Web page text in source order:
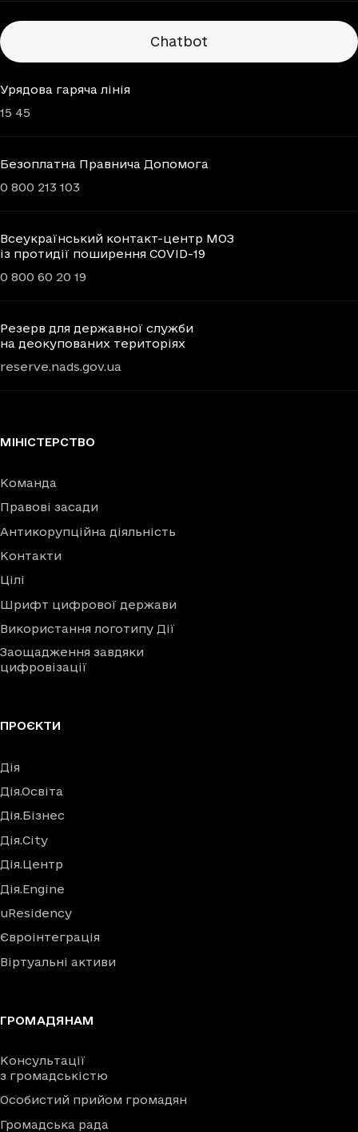
Chatbots
Chatbot
Урядова гаряча лінія
15 45
Безоплатна Правнича Допомога
0 800 213 103
Всеукраїнський контакт-центр МОЗ
із протидії поширення COVID-19
0 800 60 20 19
Резерв для державної служби
на деокупованих територіях
reserve.nads.gov.ua
МІНІСТЕРСТВО
Команда
Правові засади
Антикорупційна діяльність
Контакти
Цілі
Шрифт цифрової держави
Використання логотипу Дії
Заощадження завдяки
цифровізації
ПРОЄКТИ
Дія
Дія.Освіта
Дія.Бізнес
Дія.City
Дія.Центр
Дія.Engine
uResidency
Євроінтеграція
Віртуальні активи
ГРОМАДЯНАМ
Консультації
з громадськістю
Особистий прийом громадян
Громадська рада